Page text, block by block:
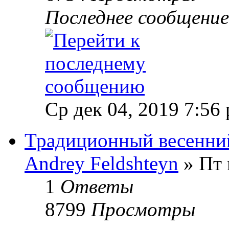
Последнее
Ср дек 04, 2019 7:56
Традиционный
Andrey Feldshteyn » Пт
1 Ответы
8799 Просмотры